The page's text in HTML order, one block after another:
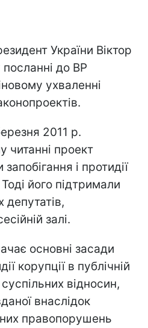
України Віктор
до ВР
ухваленні
2011 р.
читанні проект
і протидії
Тоді його підтримали
залі.
основні засади
корупції в публічній
відносин,
внаслідок
правопорушень